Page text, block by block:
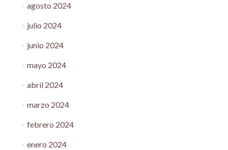
agosto 2024
julio 2024
junio 2024
mayo 2024
abril 2024
marzo 2024
febrero 2024
enero 2024